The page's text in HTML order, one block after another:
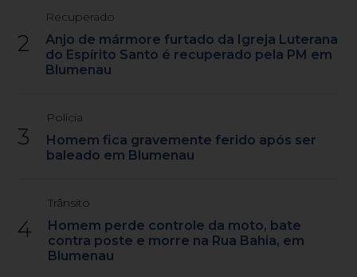
2
Recuperado
Anjo de mármore furtado da Igreja Luterana
do Espírito Santo é recuperado pela PM em
Blumenau
3
Polícia
Homem fica gravemente ferido após ser
baleado em Blumenau
4
Trânsito
Homem perde controle da moto, bate
contra poste e morre na Rua Bahia, em
Blumenau